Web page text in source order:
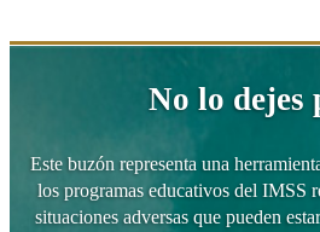
No lo dejes
Este buzón representa una
los programas educativos del IMSS
situaciones adversas que pueden